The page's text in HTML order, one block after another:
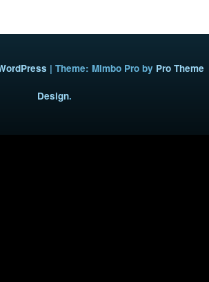
| Theme: Mimbo Pro by Pro Theme
Design.